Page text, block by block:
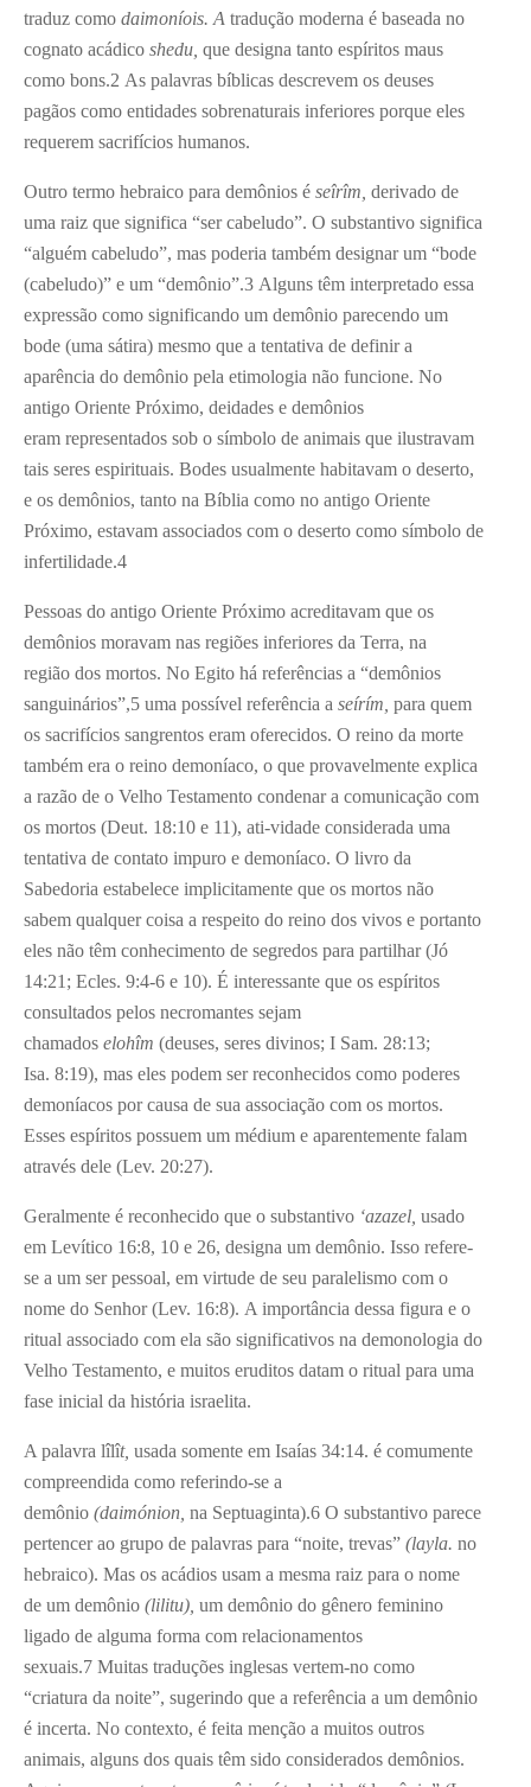
traduz como daimoníois. A tradução moderna é baseada no
cognato acádico shedu, que designa tanto espíritos maus
como bons.2 As palavras bíblicas descrevem os deuses
pagãos como entidades sobrenaturais inferiores porque eles
requerem sacrifícios humanos.
Outro termo hebraico para demônios é seîrîm, derivado de
uma raiz que significa “ser cabeludo”. O substantivo significa
“alguém cabeludo”, mas poderia também designar um “bode
(cabeludo)” e um “demônio”.3 Alguns têm interpretado essa
expressão como significando um demônio parecendo um
bode (uma sátira) mesmo que a tentativa de definir a
aparência do demônio pela etimologia não funcione. No
antigo Oriente Próximo, deidades e demônios
eram representados sob o símbolo de animais que ilustravam
tais seres espirituais. Bodes usualmente habitavam o deserto,
e os demônios, tanto na Bíblia como no antigo Oriente
Próximo, estavam associados com o deserto como símbolo de
infertilidade.4
Pessoas do antigo Oriente Próximo acreditavam que os
demônios moravam nas regiões inferiores da Terra, na
região dos mortos. No Egito há referências a “demônios
sanguinários”,5 uma possível referência a seírím, para quem
os sacrifícios sangrentos eram oferecidos. O reino da morte
também era o reino demoníaco, o que provavelmente explica
a razão de o Velho Testamento condenar a comunicação com
os mortos (Deut. 18:10 e 11), ati-vidade considerada uma
tentativa de contato impuro e demoníaco. O livro da
Sabedoria estabelece implicitamente que os mortos não
sabem qualquer coisa a respeito do reino dos vivos e portanto
eles não têm conhecimento de segredos para partilhar (Jó
14:21; Ecles. 9:4-6 e 10). É interessante que os espíritos
consultados pelos necromantes sejam
chamados elohîm (deuses, seres divinos; I Sam. 28:13;
Isa. 8:19), mas eles podem ser reconhecidos como poderes
demoníacos por causa de sua associação com os mortos.
Esses espíritos possuem um médium e aparentemente falam
através dele (Lev. 20:27).
Geralmente é reconhecido que o substantivo ‘azazel, usado
em Levítico 16:8, 10 e 26, designa um demônio. Isso refere-
se a um ser pessoal, em virtude de seu paralelismo com o
nome do Senhor (Lev. 16:8). A importância dessa figura e o
ritual associado com ela são significativos na demonologia do
Velho Testamento, e muitos eruditos datam o ritual para uma
fase inicial da história israelita.
A palavra lîlît, usada somente em Isaías 34:14. é comumente
compreendida como referindo-se a
demônio (daimónion, na Septuaginta).6 O substantivo parece
pertencer ao grupo de palavras para “noite, trevas” (layla. no
hebraico). Mas os acádios usam a mesma raiz para o nome
de um demônio (lilitu), um demônio do gênero feminino
ligado de alguma forma com relacionamentos
sexuais.7 Muitas traduções inglesas vertem-no como
“criatura da noite”, sugerindo que a referência a um demônio
é incerta. No contexto, é feita menção a muitos outros
animais, alguns dos quais têm sido considerados demônios.